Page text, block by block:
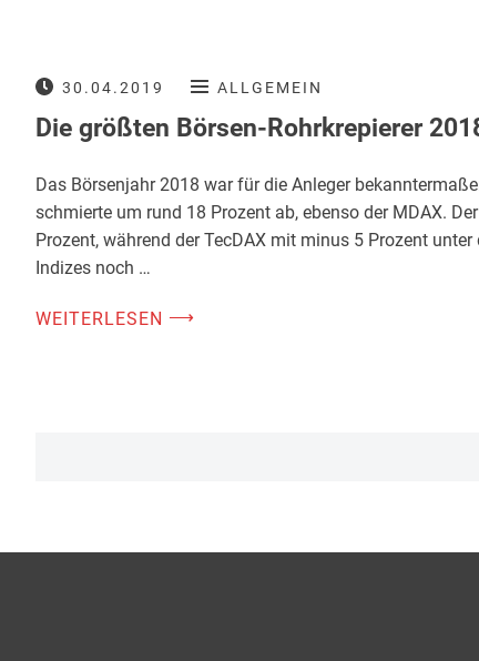
30.04.2019 ALLGEMEIN
Die größten Börsen-Rohrkrepierer
Das Börsenjahr 2018 war für die Anleger
schmierte um rund 18 Prozent ab, ebenso der MDAX.
Prozent, während der TecDAX mit minus 5 Prozent
Indizes noch …
WEITERLESEN ⟶
Beiträge